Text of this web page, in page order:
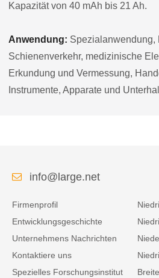
Kapazität von 40 mAh bis 21 Ah.
Anwendung: Spezialanwendung,
Schienenverkehr, medizinische
Erkundung und Vermessung,
Instrumente, Apparate und
info@large.net
Firmenprofil
Entwicklungsgeschichte
Unternehmens Nachrichten
Kontaktiere uns
Spezielles Forschungsinstitut